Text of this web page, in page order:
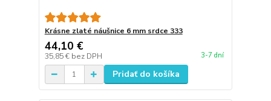
Krásne zlaté náušnice 6 mm srdce 333
44,10 €
35,85 € bez DPH 3-7 dní
Pridať do košíka